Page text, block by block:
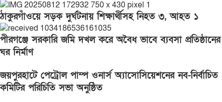
ঠাকুরগাঁওয়ে সড়ক দুর্ঘটনায় শিক্ষার্থীসহ নিহত ৩, আহত ১
পীরগঞ্জে সরকারি জমি দখল করে অবৈধ ভাবে ব্যবসা প্রতিষ্ঠানের
ঘর নির্মাণ
জয়পুরহাটে পেট্রোল পাম্প ওনার্স অ্যাসোসিয়েশনের নব-নির্বাচিত
কমিটির পরিচিতি সভা অনুষ্ঠিত